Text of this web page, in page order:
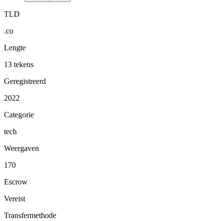
TLD
.co
Lengte
13 tekens
Geregistreerd
2022
Categorie
tech
Weergaven
170
Escrow
Vereist
Transfermethode